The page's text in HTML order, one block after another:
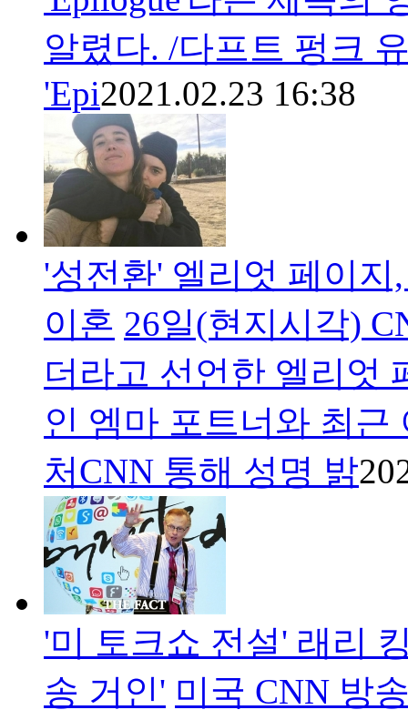
알렸다. /다프트 펑크
'Epi2021.02.23 16:38
'성전환' 엘리엇 페이
이혼 26일(현지시각)
더라고 선언한 엘리엇
인 엠마 포트너와 최근
처CNN 통해 성명 밝
'미 토크쇼 전설' 래리
송 거인' 미국 CNN 방